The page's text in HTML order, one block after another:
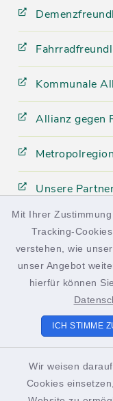
Mit Ihrer
Tracking-
verstehen, wie
unser Angebot
hierfür können
ICH STIMME
Wir weisen
Cookies
Kommunale
Allianz gegen
Unsere
facebook